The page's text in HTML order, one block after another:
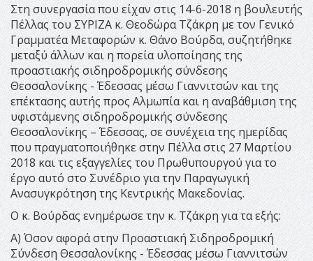
Στη συνεργασία που είχαν στις 14-6-2018 η βουλευτής
Πέλλας του ΣΥΡΙΖΑ κ. Θεοδώρα Τζάκρη με τον Γενικό
Γραμματέα Μεταφορών κ. Θάνο Βούρδα, συζητήθηκε
μεταξύ άλλων και η πορεία υλοποίησης της
προαστιακής σιδηροδρομικής σύνδεσης
Θεσσαλονίκης - Έδεσσας μέσω Γιαννιτσών και της
επέκτασης αυτής προς Αλμωπία και η αναβάθμιση της
υφιστάμενης σιδηροδρομικής σύνδεσης
Θεσσαλονίκης – Έδεσσας, σε συνέχεια της ημερίδας
που πραγματοποιήθηκε στην Πέλλα στις 27 Μαρτίου
2018 και τις εξαγγελίες του Πρωθυπουργού για το
έργο αυτό στο Συνέδριο για την Παραγωγική
Ανασυγκρότηση της Κεντρικής Μακεδονίας.
Ο κ. Βούρδας ενημέρωσε την κ. Τζάκρη για τα εξής:
Α) Όσον αφορά στην Προαστιακή Σιδηροδρομική
Σύνδεση Θεσσαλονίκης - Έδεσσας μέσω Γιαννιτσών